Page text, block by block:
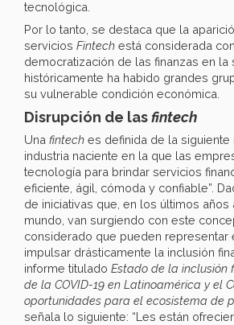
tecnológica.
Por lo tanto, se destaca que la
servicios Fintech está considerada
democratización de las finanzas en la
históricamente ha habido grandes
su vulnerable condición económica.
Disrupción de lasfintech
Una fintech es definida de la siguiente
industria naciente en la que las
tecnología para brindar servicios
eficiente, ágil, cómoda y confiable”.
de iniciativas que, en los últimos años
mundo, van surgiendo con este
considerado que pueden representar
impulsar drásticamente la inclusión
informe titulado Estado de la inclusión
de la COVID-19 en Latinoamérica y el
oportunidades para el ecosistema de
señala lo siguiente: “Les están